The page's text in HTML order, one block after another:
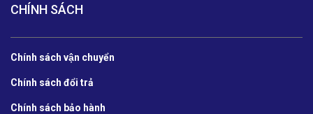
CHÍNH SÁCH
Chính sách vận chuyển
Chính sách đổi trả
Chính sách bảo hành